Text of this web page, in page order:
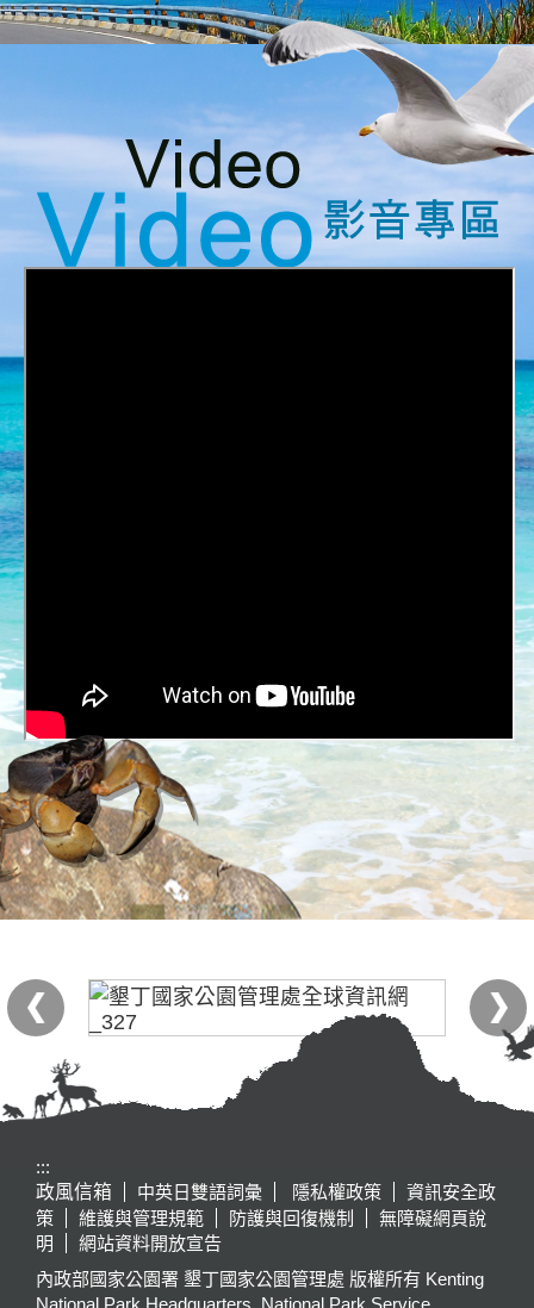
:::
政風信箱
中英日雙語詞彙 隱私權政策
資訊安全政
策
維護與管理規範 防護與回復機制
無障礙網頁說
明
網站資料開放宣告
內政部國家公園署 墾丁國家公園管理處 版權所有 Kenting
National Park Headquarters, National Park Service,